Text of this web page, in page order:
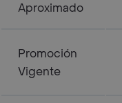
Aproximado
Promoción
Vigente